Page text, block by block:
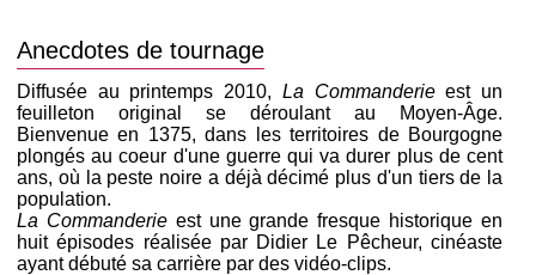
Anecdotes de tournage
Diffusée au printemps 2010, La Commanderieest un
feuilleton original se déroulant au Moyen-Âge.
Bienvenue en 1375, dans les territoires de Bourgogne
plongés au coeur d'une guerre qui va durer plus de cent
ans, où la peste noire a déjà décimé plus d'un tiers de la
population.
La Commanderieest une grande fresque historique en
huit épisodes réalisée par Didier Le Pêcheur, cinéaste
ayant débuté sa carrière par des vidéo-clips.